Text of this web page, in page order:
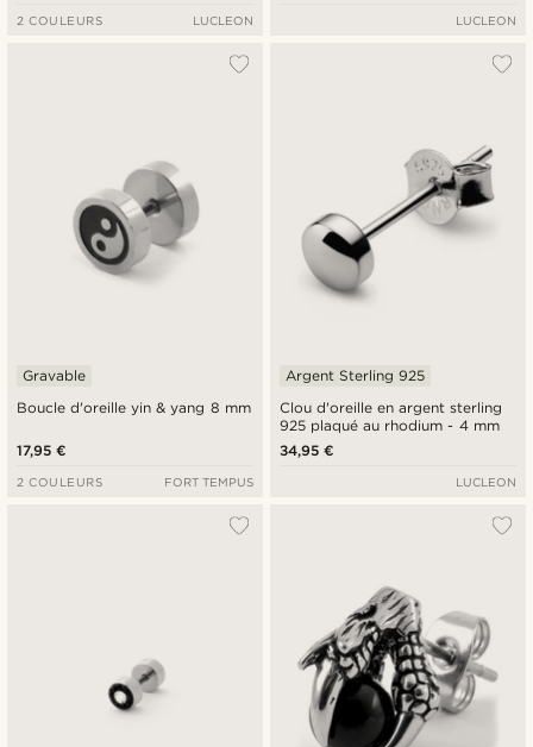
2 COULEURS LUCLEON LUCLEON
Boucle d'oreille yin & yang 8 mm
Gravable
17,95 €
2 COULEURS FORT TEMPUS
Clou d'oreille en argent sterling
925 plaqué au rhodium - 4 mm
Argent Sterling 925
34,95 €
LUCLEON